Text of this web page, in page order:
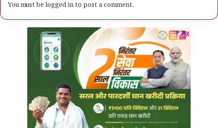
You must belogged in to post a comment.